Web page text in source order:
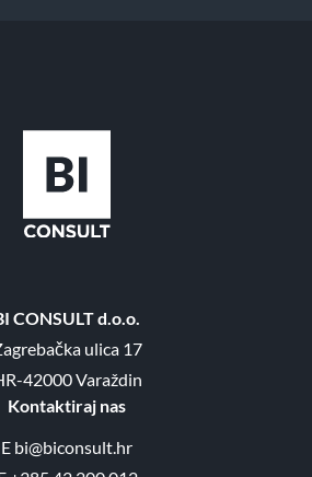
CONSULT d.o.o.
ulica 17
42000 Varaždin
Kontaktiraj nas
E bi@biconsult.hr